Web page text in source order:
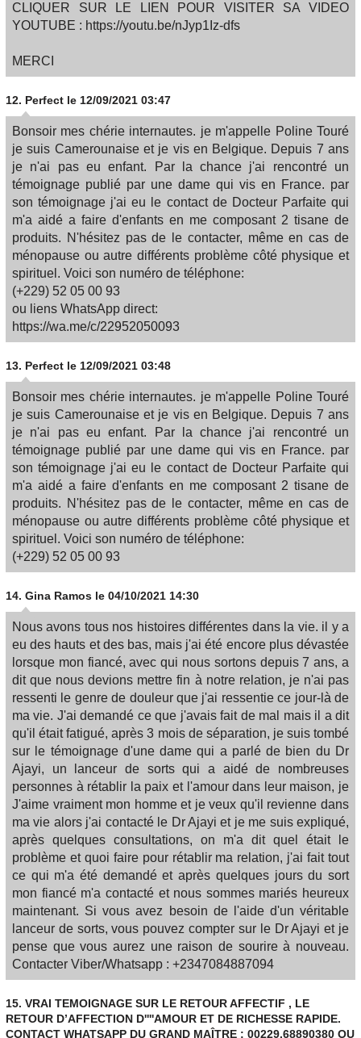
CLIQUER SUR LE LIEN POUR VISITER SA VIDEO
YOUTUBE : https://youtu.be/nJyp1Iz-dfs
MERCI
12. Perfect le 12/09/2021 03:47
Bonsoir mes chérie internautes. je m'appelle Poline Touré
je suis Camerounaise et je vis en Belgique. Depuis 7 ans
je n'ai pas eu enfant. Par la chance j'ai rencontré un
témoignage publié par une dame qui vis en France. par
son témoignage j'ai eu le contact de Docteur Parfaite qui
m'a aidé a faire d'enfants en me composant 2 tisane de
produits. N'hésitez pas de le contacter, même en cas de
ménopause ou autre différents problème côté physique et
spirituel. Voici son numéro de téléphone:
(+229) 52 05 00 93
ou liens WhatsApp direct:
https://wa.me/c/22952050093
13. Perfect le 12/09/2021 03:48
Bonsoir mes chérie internautes. je m'appelle Poline Touré
je suis Camerounaise et je vis en Belgique. Depuis 7 ans
je n'ai pas eu enfant. Par la chance j'ai rencontré un
témoignage publié par une dame qui vis en France. par
son témoignage j'ai eu le contact de Docteur Parfaite qui
m'a aidé a faire d'enfants en me composant 2 tisane de
produits. N'hésitez pas de le contacter, même en cas de
ménopause ou autre différents problème côté physique et
spirituel. Voici son numéro de téléphone:
(+229) 52 05 00 93
14. Gina Ramos le 04/10/2021 14:30
Nous avons tous nos histoires différentes dans la vie. il y a
eu des hauts et des bas, mais j'ai été encore plus dévastée
lorsque mon fiancé, avec qui nous sortons depuis 7 ans, a
dit que nous devions mettre fin à notre relation, je n'ai pas
ressenti le genre de douleur que j'ai ressentie ce jour-là de
ma vie. J'ai demandé ce que j'avais fait de mal mais il a dit
qu'il était fatigué, après 3 mois de séparation, je suis tombé
sur le témoignage d'une dame qui a parlé de bien du Dr
Ajayi, un lanceur de sorts qui a aidé de nombreuses
personnes à rétablir la paix et l'amour dans leur maison, je
J'aime vraiment mon homme et je veux qu'il revienne dans
ma vie alors j'ai contacté le Dr Ajayi et je me suis expliqué,
après quelques consultations, on m'a dit quel était le
problème et quoi faire pour rétablir ma relation, j'ai fait tout
ce qui m'a été demandé et après quelques jours du sort
mon fiancé m'a contacté et nous sommes mariés heureux
maintenant. Si vous avez besoin de l'aide d'un véritable
lanceur de sorts, vous pouvez compter sur le Dr Ajayi et je
pense que vous aurez une raison de sourire à nouveau.
Contacter Viber/Whatsapp : +2347084887094
15. VRAI TEMOIGNAGE SUR LE RETOUR AFFECTIF , LE
RETOUR D’AFFECTION D''''AMOUR ET DE RICHESSE RAPIDE.
CONTACT WHATSAPP DU GRAND MAÎTRE : 00229.68890380 OU